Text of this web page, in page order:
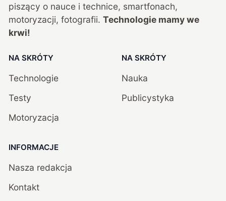
piszący o nauce i technice, smartfonach,
motoryzacji, fotografii. Technologie mamy we
krwi!
NA SKRÓTY
Technologie
Testy
Motoryzacja
NA SKRÓTY
Nauka
Publicystyka
INFORMACJE
Nasza redakcja
Kontakt